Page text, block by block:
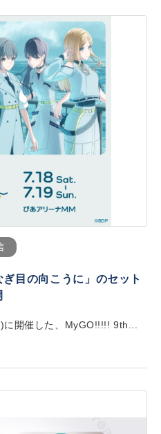
目の向こうに」のセット
開催した、MyGO!!!!! 9th...